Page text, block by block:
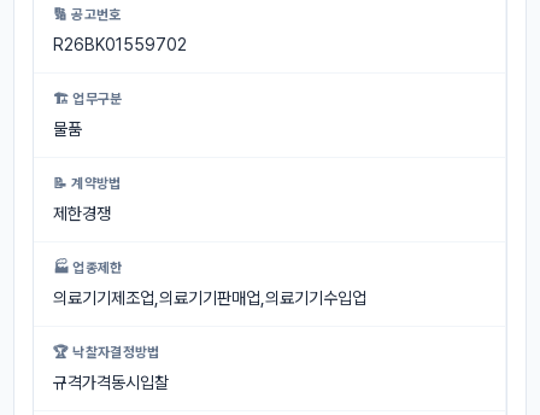
🔢 공고번호
R26BK01559702
🏗 업무구분
물품
📝 계약방법
제한경쟁
🏭 업종제한
의료기기제조업,의료기기판매업,의료기기수입업
🏆 낙찰자결정방법
규격가격동시입찰